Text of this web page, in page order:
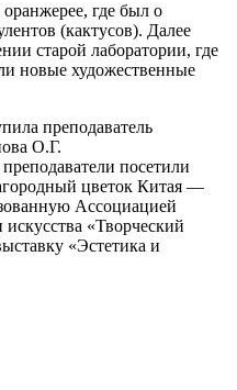
где был о
(кактусов). Далее
старой лаборатории, где
новые художественные
преподаватель
О.Г.
посетили
цветок Китая —
Ассоциацией
«Творческий
«Эстетика и